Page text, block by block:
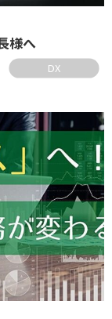
様へ
DX